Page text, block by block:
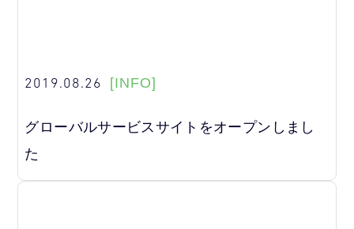
2019.08.26 [INFO]
グローバルサービスサイトをオープンしまし
た